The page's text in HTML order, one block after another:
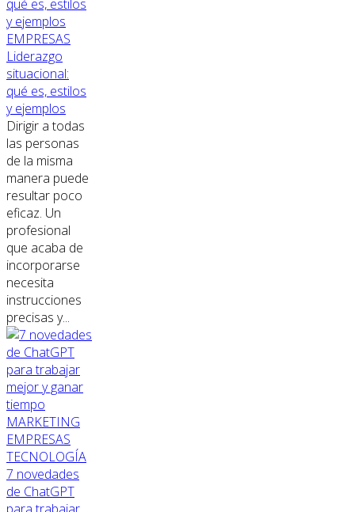
EMPRESAS
Liderazgo
situacional:
qué es, estilos
y ejemplos
Dirigir a todas
las personas
de la misma
manera puede
resultar poco
eficaz. Un
profesional
que acaba de
incorporarse
necesita
instrucciones
precisas y...
MARKETING
EMPRESAS
TECNOLOGÍA
7 novedades
de ChatGPT
para trabajar